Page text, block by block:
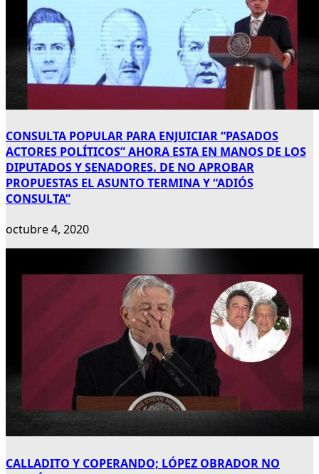
CONSULTA POPULAR PARA ENJUICIAR “PASADOS
ACTORES POLÍTICOS” AHORA ESTA EN MANOS DE LOS
DIPUTADOS Y SENADORES. DE NO APROBAR
PROPUESTAS EL ASUNTO TERMINA Y “ADIÓS
CONSULTA”
octubre 4, 2020
CALLADITO Y COPERANDO; LÓPEZ OBRADOR NO